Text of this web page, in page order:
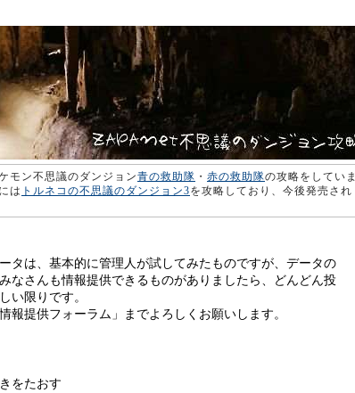
モン不思議のダンジョン青の救助隊 ・ 赤の救助隊の攻略をしていま
は トルネコの不思議のダンジョン3を攻略しており、今後発売され
タは、基本的に管理人が試してみたものですが、データの
なさんも情報提供できるものがありましたら、どんどん投
い限りです。
報提供フォーラム」までよろしくお願いします。
をたおす